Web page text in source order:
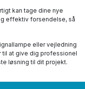
kan tage dine nye
effektiv forsendelse, så
eller vejledning
til at give dig professionel
løsning til dit projekt.